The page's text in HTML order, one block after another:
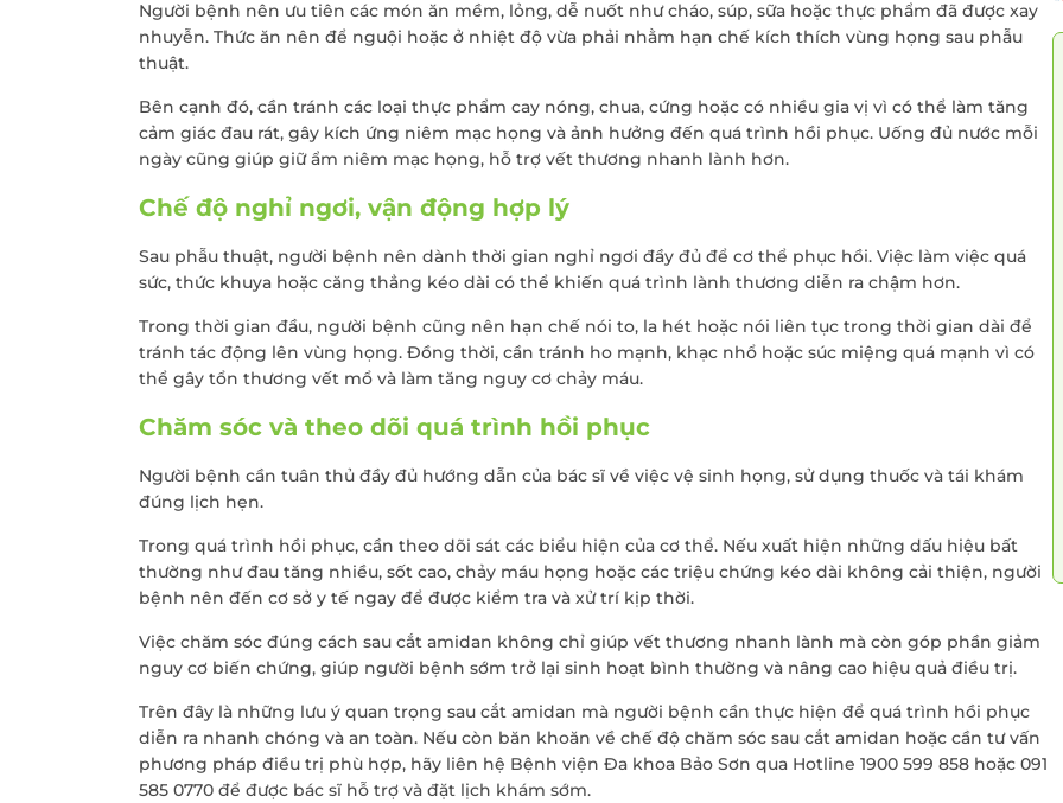
Người bệnh nên ưu tiên các món ăn mềm, lỏng, dễ nuốt như cháo, súp, sữa hoặc thực phẩm đã được xay
nhuyễn. Thức ăn nên để nguội hoặc ở nhiệt độ vừa phải nhằm hạn chế kích thích vùng họng sau phẫu
thuật.
Bên cạnh đó, cần tránh các loại thực phẩm cay nóng, chua, cứng hoặc có nhiều gia vị vì có thể làm tăng
cảm giác đau rát, gây kích ứng niêm mạc họng và ảnh hưởng đến quá trình hồi phục. Uống đủ nước mỗi
ngày cũng giúp giữ ẩm niêm mạc họng, hỗ trợ vết thương nhanh lành hơn.
Chế độ nghỉ ngơi, vận động hợp lý
Sau phẫu thuật, người bệnh nên dành thời gian nghỉ ngơi đầy đủ để cơ thể phục hồi. Việc làm việc quá
sức, thức khuya hoặc căng thẳng kéo dài có thể khiến quá trình lành thương diễn ra chậm hơn.
Trong thời gian đầu, người bệnh cũng nên hạn chế nói to, la hét hoặc nói liên tục trong thời gian dài để
tránh tác động lên vùng họng. Đồng thời, cần tránh ho mạnh, khạc nhổ hoặc súc miệng quá mạnh vì có
thể gây tổn thương vết mổ và làm tăng nguy cơ chảy máu.
Chăm sóc và theo dõi quá trình hồi phục
Người bệnh cần tuân thủ đầy đủ hướng dẫn của bác sĩ về việc vệ sinh họng, sử dụng thuốc và tái khám
đúng lịch hẹn.
Trong quá trình hồi phục, cần theo dõi sát các biểu hiện của cơ thể. Nếu xuất hiện những dấu hiệu bất
thường như đau tăng nhiều, sốt cao, chảy máu họng hoặc các triệu chứng kéo dài không cải thiện, người
bệnh nên đến cơ sở y tế ngay để được kiểm tra và xử trí kịp thời.
Việc chăm sóc đúng cách sau cắt amidan không chỉ giúp vết thương nhanh lành mà còn góp phần giảm
nguy cơ biến chứng, giúp người bệnh sớm trở lại sinh hoạt bình thường và nâng cao hiệu quả điều trị.
Trên đây là những lưu ý quan trọng sau cắt amidan mà người bệnh cần thực hiện để quá trình hồi phục
diễn ra nhanh chóng và an toàn. Nếu còn băn khoăn về chế độ chăm sóc sau cắt amidan hoặc cần tư vấn
phương pháp điều trị phù hợp, hãy liên hệ Bệnh viện Đa khoa Bảo Sơn qua Hotline 1900 599 858 hoặc 091
585 0770 để được bác sĩ hỗ trợ và đặt lịch khám sớm.